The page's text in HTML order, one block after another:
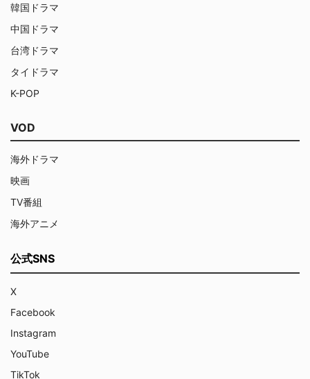
韓国ドラマ
中国ドラマ
台湾ドラマ
タイドラマ
K-POP
VOD
海外ドラマ
映画
TV番組
海外アニメ
公式SNS
X
Facebook
Instagram
YouTube
TikTok